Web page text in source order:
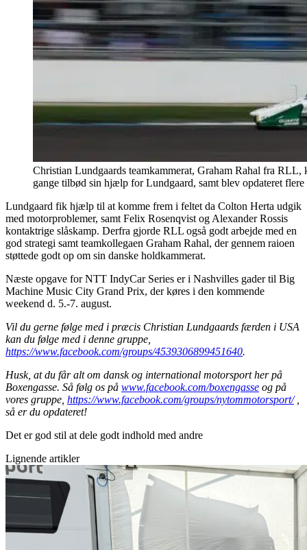
Christian Lundgaards teamkammerat, Graham Rahal fra RLL,
gange tilbød sin hjælp for Lundgaard, samt blev opdateret
Lundgaard fik hjælp til at komme frem i feltet da Colton Herta udgik
med motorproblemer, samt Felix Rosenqvist og Alexander Rossis
kontaktrige slåskamp. Derfra gjorde RLL også godt arbejde med en
god strategi samt teamkollegaen Graham Rahal, der gennem raioen
støttede godt op om sin danske holdkammerat.
Næste opgave for NTT IndyCar Series er i Nashvilles gader til Big
Machine Music City Grand Prix, der køres i den kommende
weekend d. 5.-7. august.
Vil du gerne følge med i præcis Christian Lundgaards færden i USA
kan du følge med i denne gruppe,
https://www.facebook.com/groups/4539306899451640.
Husk, at du får alt om dansk og international motorsport her på
Boxengasse. Så følg os på www.facebook.com/boxengasse og på
vores gruppe, https://www.facebook.com/groups/nytommotorsport/,
så er du opdateret!
Det er god stil at dele godt indhold med andre
Lignende artikler